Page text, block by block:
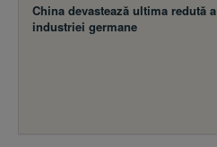
China devastează ultima redută a
industriei germane